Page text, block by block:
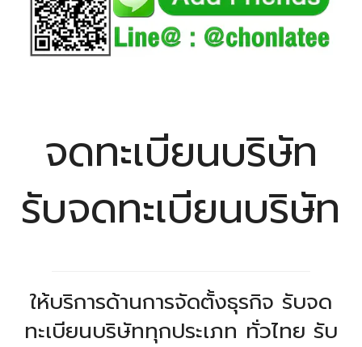
จดทะเบียนบริษัท
รับจดทะเบียนบริษัท
ให้บริการด้านการจัดตั้งธุรกิจ รับจด
ทะเบียนบริษัททุกประเภท ทั่วไทย รับ